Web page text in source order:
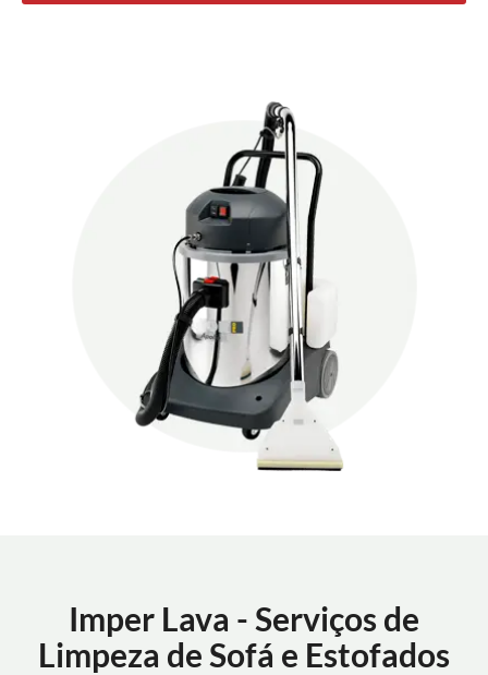
Imper Lava - Serviços de
Limpeza de Sofá e Estofados